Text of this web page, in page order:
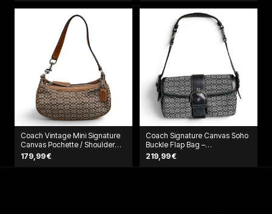
Coach Vintage Mini Signature
Canvas Pochette / Shoulder
Bag
179,99 €
Coach Signature Canvas Soho
Buckle Flap Bag –
Schwarz/Grau
219,99 €